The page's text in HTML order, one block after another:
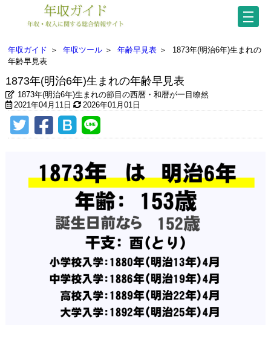
年収ガイド ＞ 年収ツール ＞ 年齢早見表 ＞
1873年(明治6年)生まれの
年齢早見表
1873年(明治6年)生まれの年齢早見表
1873年(明治6年)生まれの節目の西暦・和暦が一目瞭然
2021年04月11日
2026年01月01日